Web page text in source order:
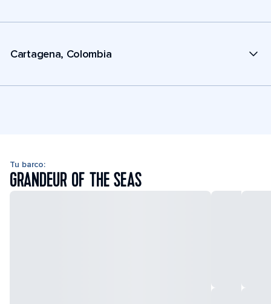
Cartagena, Colombia
Tu barco:
GRANDEUR OF THE SEAS